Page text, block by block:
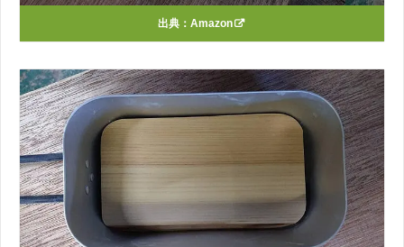
出典： Amazon